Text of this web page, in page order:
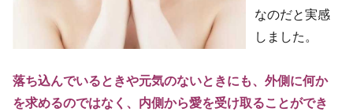
なのだと実感
しました。
落ち込んでいるときや元気のないときにも、外側に何か
を求めるのではなく、内側から愛を受け取ることができ